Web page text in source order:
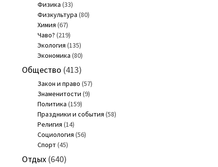
Физика (33)
Физкультура (80)
Химия (67)
Чаво? (219)
Экология (135)
Экономика (80)
Общество (413)
Закон и право (57)
Знаменитости (9)
Политика (159)
Праздники и события (58)
Религия (14)
Социология (56)
Спорт(45)
Отдых(640)